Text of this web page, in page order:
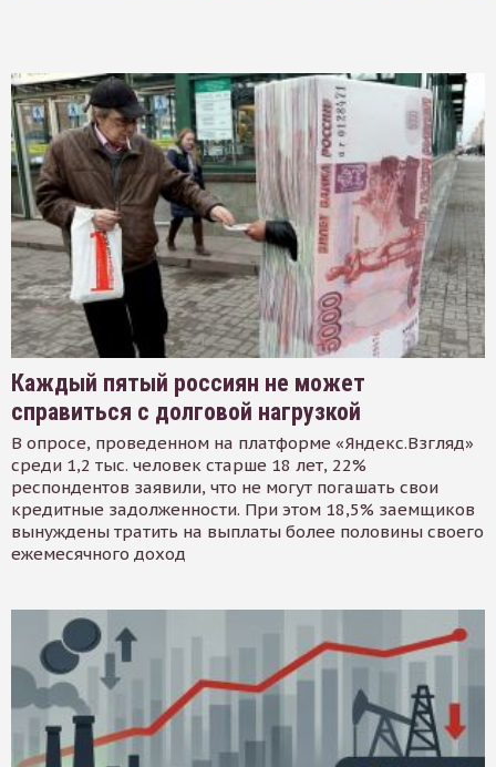
Каждый пятый россиян не может
справиться с долговой нагрузкой
В опросе, проведенном на платформе «Яндекс.Взгляд»
среди 1,2 тыс. человек старше 18 лет, 22%
респондентов заявили, что не могут погашать свои
кредитные задолженности. При этом 18,5% заемщиков
вынуждены тратить на выплаты более половины своего
ежемесячного доход